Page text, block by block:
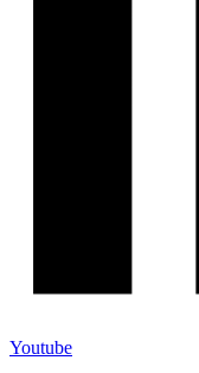
Youtube